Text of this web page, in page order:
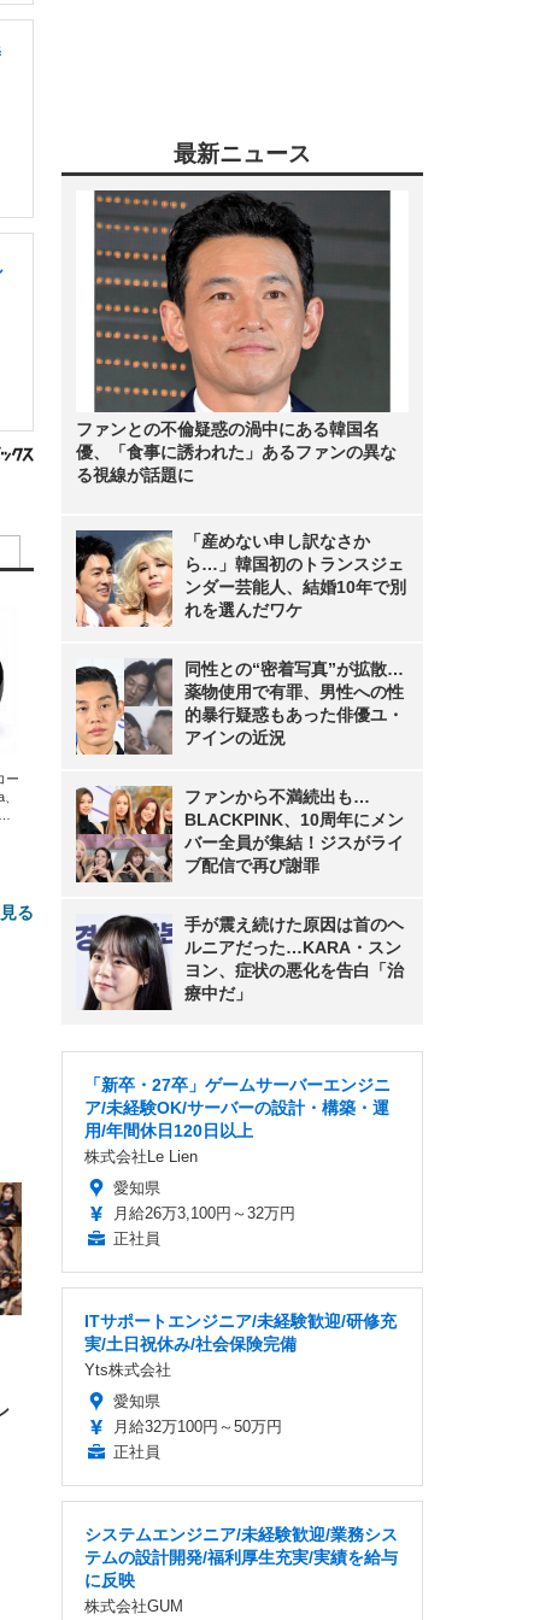
ー
る
ガ
パ
チ
(3
)
最新ニュース
ファンとの不倫疑惑の渦中にある韓国名
優、「食事に誘われた」あるファンの異な
る視線が話題に
「産めない申し訳なさか
ら…」韓国初のトランスジェ
ンダー芸能人、結婚10年で別
れを選んだワケ
同性との“密着写真”が拡散…
薬物使用で有罪、男性への性
的暴行疑惑もあった俳優ユ・
アインの近況
ファンから不満続出も…
BLACKPINK、10周年にメン
バー全員が集結！ジスがライ
ブ配信で再び謝罪
手が震え続けた原因は首のヘ
ルニアだった…KARA・スン
ヨン、症状の悪化を告白「治
療中だ」
「新卒・27卒」ゲームサーバーエンジニ
ア/未経験OK/サーバーの設計・構築・運
用/年間休日120日以上
株式会社Le Lien
愛知県
月給26万3,100円～32万円
正社員
ITサポートエンジニア/未経験歓迎/研修充
実/土日祝休み/社会保険完備
Yts株式会社
愛知県
月給32万100円～50万円
正社員
システムエンジニア/未経験歓迎/業務シス
テムの設計開発/福利厚生充実/実績を給与
に反映
株式会社GUM